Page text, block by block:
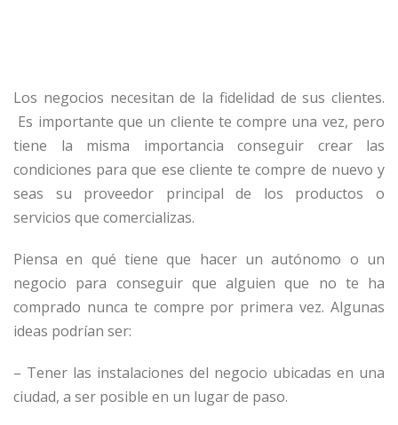
Los negocios necesitan de la fidelidad de sus clientes.
Es importante que un cliente te compre una vez, pero
tiene la misma importancia conseguir crear las
condiciones para que ese cliente te compre de nuevo y
seas su proveedor principal de los productos o
servicios que comercializas.
Piensa en qué tiene que hacer un autónomo o un
negocio para conseguir que alguien que no te ha
comprado nunca te compre por primera vez. Algunas
ideas podrían ser:
– Tener las instalaciones del negocio ubicadas en una
ciudad, a ser posible en un lugar de paso.